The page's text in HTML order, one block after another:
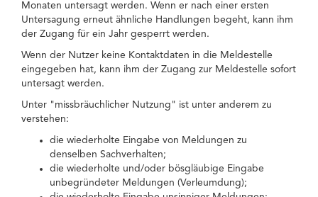
Monaten untersagt werden. Wenn er nach einer ersten
Untersagung erneut ähnliche Handlungen begeht, kann ihm
der Zugang für ein Jahr gesperrt werden.
Wenn der Nutzer keine Kontaktdaten in die Meldestelle
eingegeben hat, kann ihm der Zugang zur Meldestelle sofort
untersagt werden.
Unter "missbräuchlicher Nutzung" ist unter anderem zu
verstehen:
die wiederholte Eingabe von Meldungen zu
denselben Sachverhalten;
die wiederholte und/oder bösgläubige Eingabe
unbegründeter Meldungen (Verleumdung);